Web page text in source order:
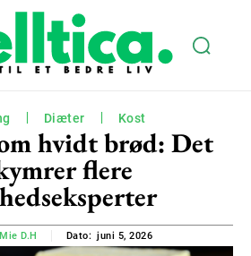
Diæter Kost
hvidt brød: Det
flere
Mie D.H Dato: juni 5, 2026